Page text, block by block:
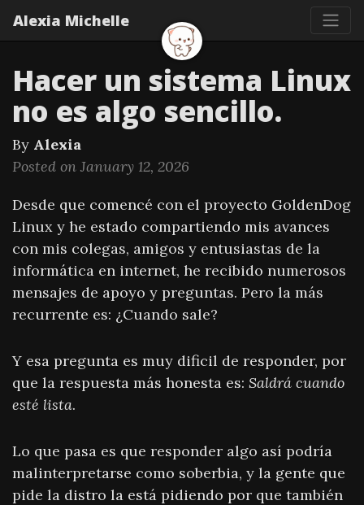
Alexia Michelle
Hacer un sistema Linux
no es algo sencillo.
By Alexia
Posted on January 12, 2026
Desde que comencé con el proyecto GoldenDog
Linux y he estado compartiendo mis avances
con mis colegas, amigos y entusiastas de la
informática en internet, he recibido numerosos
mensajes de apoyo y preguntas. Pero la más
recurrente es: ¿Cuando sale?
Y esa pregunta es muy dificil de responder, por
que la respuesta más honesta es: Saldrá cuando
esté lista.
Lo que pasa es que responder algo así podría
malinterpretarse como soberbia, y la gente que
pide la distro la está pidiendo por que también